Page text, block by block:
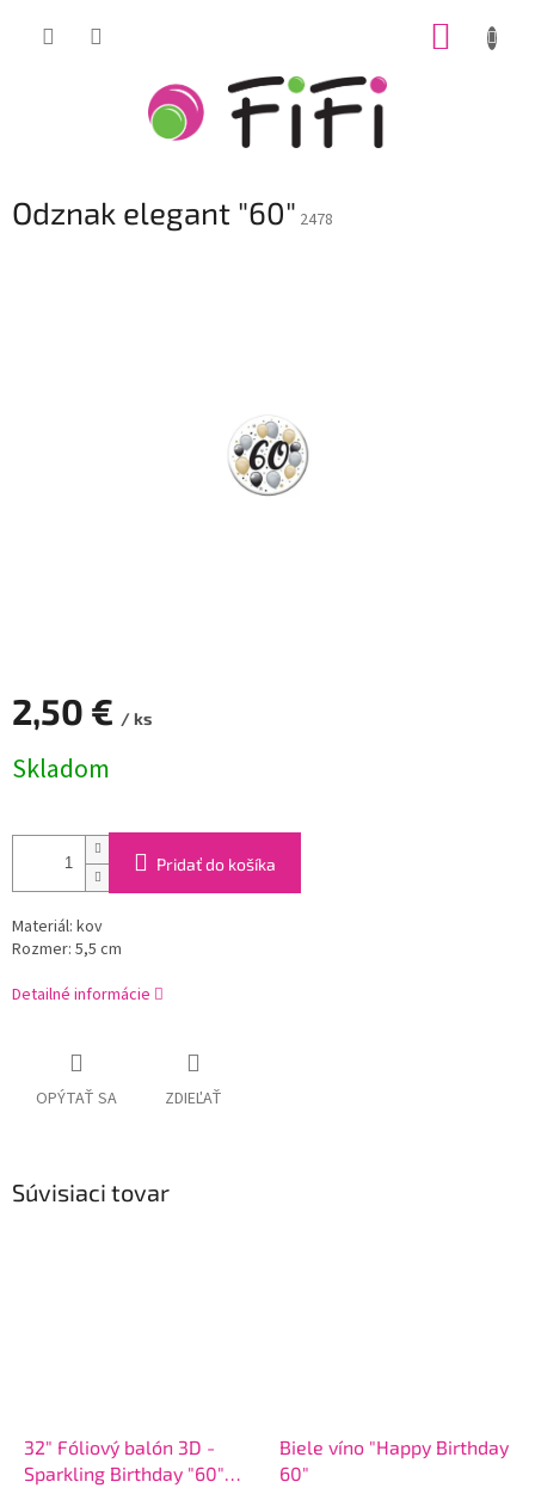
Odznak elegant "60" 2478
2,50 € / ks
cena:
Skladom
Pridať do košíka
Materiál: kov
Rozmer: 5,5 cm
Detailné informácie
OPÝTAŤ SA ZDIEĽAŤ
Súvisiaci tovar
32" Fóliový balón 3D -
Sparkling Birthday "60"
Biele víno "Happy Birthday
60"